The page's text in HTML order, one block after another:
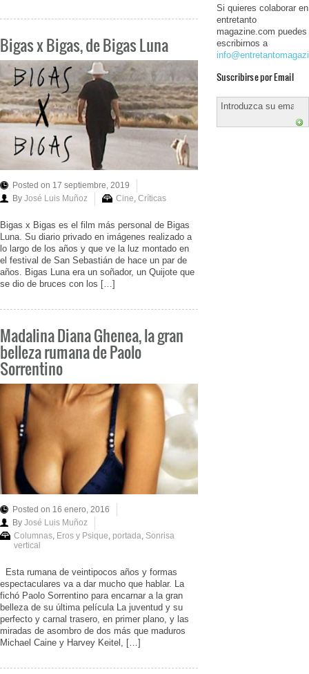
Bigas x Bigas, de Bigas Luna
Posted on 17 septiembre, 2019
By José Luis Muñoz Cine, Críticas
Bigas x Bigas es el film más personal de Bigas
Luna. Su diario privado en imágenes realizado a
lo largo de los años y que ve la luz montado en
el festival de San Sebastián de hace un par de
años. Bigas Luna era un soñador, un Quijote que
se dio de bruces con los […]
Madalina Diana Ghenea, la gran
belleza rumana de Paolo
Sorrentino
Posted on 16 enero, 2016
By José Luis Muñoz
Columnas Eros y Psique portada Sonrisa
vertical
Esta rumana de veintipocos años y formas
espectaculares va a dar mucho que hablar. La
fichó Paolo Sorrentino para encarnar a la gran
belleza de su última película La juventud y su
perfecto y carnal trasero, en primer plano, y las
miradas de asombro de dos más que maduros
Michael Caine y Harvey Keitel, […]
Si quieres colaborar en
entretanto
magazine.com puedes
escribirnos a
Suscribirse por Email